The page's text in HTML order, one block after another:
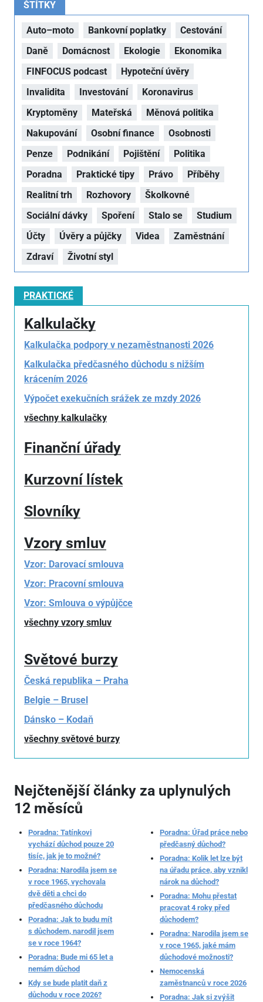
ŠTÍTKY
Auto–moto Bankovní poplatky
Cestování
Daně
Domácnost Ekologie
Ekonomika
FINFOCUS podcast
Hypoteční úvěry
Invalidita
Investování
Koronavirus
Kryptoměny
Mateřská
Měnová politika
Nakupování
Osobní finance
Osobnosti
Penze
Podnikání Pojištění
Politika
Poradna
Praktické tipy Právo
Příběhy
Realitní trh
Rozhovory
Školkovné
Sociální dávky
Spoření Stalo se
Studium
Účty
Úvěry a půjčky Videa
Zaměstnání
Zdraví
Životní styl
PRAKTICKÉ
Kalkulačky
Kalkulačka podpory v nezaměstnanosti 2026
Kalkulačka předčasného důchodu s nižším
krácením 2026
Výpočet exekučních srážek ze mzdy 2026
všechny kalkulačky
Finanční úřady
Kurzovní lístek
Slovníky
Vzory smluv
Vzor: Darovací smlouva
Vzor: Pracovní smlouva
Vzor: Smlouva o výpůjčce
všechny vzory smluv
Světové burzy
Česká republika – Praha
Belgie – Brusel
Dánsko – Kodaň
všechny světové burzy
Nejčtenější články za uplynulých
12 měsíců
Poradna: Tatínkovi
vychází důchod pouze 20
tisíc, jak je to možné?
Poradna: Narodila jsem se
v roce 1965, vychovala
dvě děti a chci do
předčasného důchodu
Poradna: Jak to budu mít
s důchodem, narodil jsem
se v roce 1964?
Poradna: Bude mi 65 let a
nemám důchod
Kdy se bude platit daň z
důchodu v roce 2026?
Poradna: Úřad práce nebo
předčasný důchod?
Poradna: Kolik let lze být
na úřadu práce, aby vznikl
nárok na důchod?
Poradna: Mohu přestat
pracovat 4 roky před
důchodem?
Poradna: Narodila jsem se
v roce 1965, jaké mám
důchodové možnosti?
Nemocenská
zaměstnanců v roce 2026
Poradna: Jak si zvýšit